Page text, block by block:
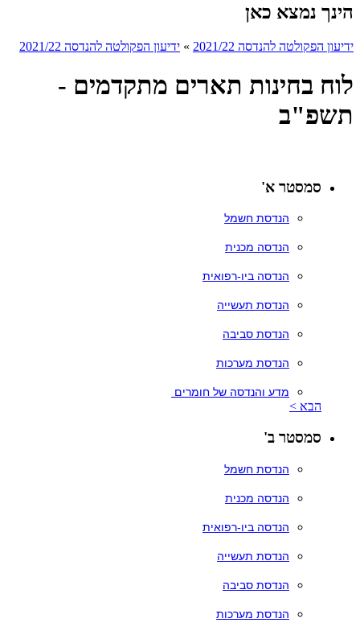
הינך נמצא כאן
ידיעון הפקולטה להנדסה 2021/22 » ידיעון הפקולטה להנדסה 2021/22
לוח בחינות תארים מתקדמים -
תשפ"ב
סמסטר א'
הנדסת חשמל
הנדסה מכנית
הנדסה ביו-רפואית
הנדסת תעשייה
הנדסת סביבה
הנדסת מערכות
מדע והנדסה של חומרים
הבא >
סמסטר ב'
הנדסת חשמל
הנדסה מכנית
הנדסה ביו-רפואית
הנדסת תעשייה
הנדסת סביבה
הנדסת מערכות